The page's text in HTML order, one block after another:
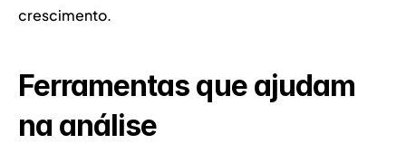
crescimento.
Ferramentas que ajudam
na análise